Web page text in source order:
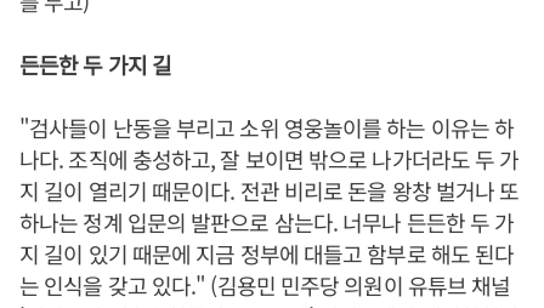
든든한 두 가지 길
"검사들이 난동을 부리고 소위 영웅놀이를 하는 이유는 하
나다. 조직에 충성하고, 잘 보이면 밖으로 나가더라도 두 가
지 길이 열리기 때문이다. 전관 비리로 돈을 왕창 벌거나 또
하나는 정계 입문의 발판으로 삼는다. 너무나 든든한 두 가
지 길이 있기 때문에 지금 정부에 대들고 함부로 해도 된다
는 인식을 갖고 있다." (김용민 민주당 의원이 유튜브 채널